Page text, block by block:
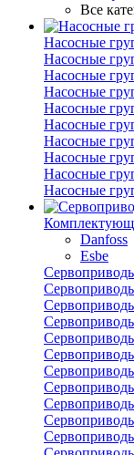
Все
Насосные
Насосные
Насосные
Насосные
Насосные
Насосные
Насосные
Насосные
Насосные
Насосные
Danfoss
Esbe